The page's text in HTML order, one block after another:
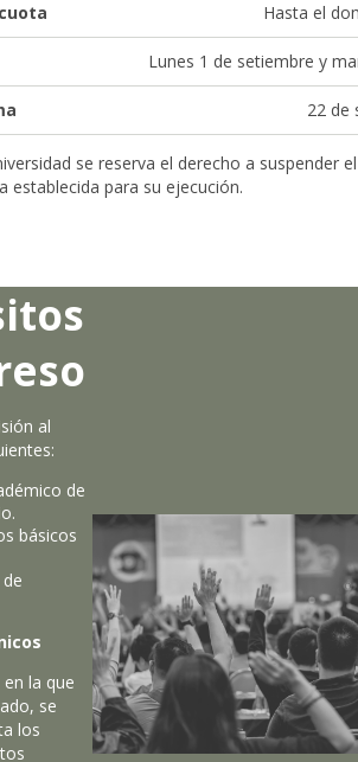
Hasta el
Lunes 1 de setiembre y
22 de
se reserva el derecho a suspender
establecida para su ejecución.
al
de
básicos
la que
se
los